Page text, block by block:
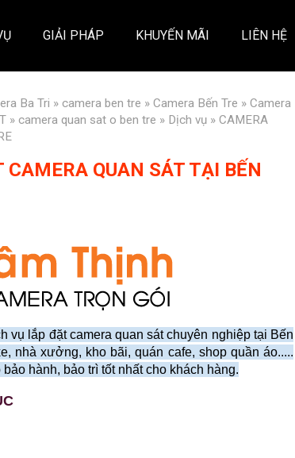
GIẢI PHÁP KHUYẾN MÃI LIÊN HỆ
Ba Tri » camera ben tre » Camera Bến Tre » Camera
» camera quan sat o ben tre » Dịch vụ » CAMERA
QUAN SÁT TẠI BẾN
vụ lắp đặt camera quan sát chuyên nghiệp tại Bến
nhà xưởng, kho bãi, quán cafe, shop quần áo.....
hành, bảo trì tốt nhất cho khách hàng.